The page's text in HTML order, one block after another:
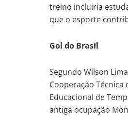
treino incluiria
que o esporte
Gol do Brasil
Segundo Wilson
Cooperação Técnica
Educacional de
antiga ocupação